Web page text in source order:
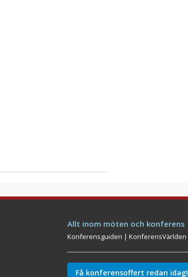
Allt inom möten och konferens
Konferensguiden |KonferensVärlden
Få konferensoffert redan idag!